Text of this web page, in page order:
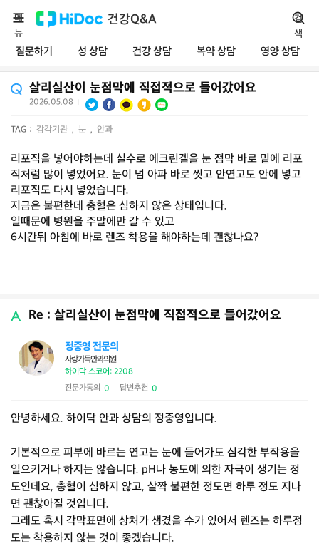
건강Q&A
질문하기 성 상담 건강 상담 복약 상담 영양 상담
메
뉴
검
색
살리실산이 눈점막에 직접적으로 들어갔어요
2026.05.08
TAG : 감각기관 , 눈 , 안과
리포직을 넣어야하는데 실수로 에크린겔을 눈 점막 바로 밑에 리포
직처럼 많이 넣었어요. 눈이 넘 아파 바로 씻고 안연고도 안에 넣고
리포직도 다시 넣었습니다.
지금은 불편한데 충혈은 심하지 않은 상태입니다.
일때문에 병원을 주말에만 갈 수 있고
6시간뒤 아침에 바로 렌즈 착용을 해야하는데 괜찮나요?
Re : 살리실산이 눈점막에 직접적으로 들어갔어요
정중영 전문의
사랑가득안과의원
하이닥 스코어: 2208
전문가동의 0 답변추천 0
안녕하세요. 하이닥 안과 상담의 정중영입니다.
기본적으로 피부에 바르는 연고는 눈에 들어가도 심각한 부작용을
일으키거나 하지는 않습니다. pH나 농도에 의한 자극이 생기는 정
도인데요, 충혈이 심하지 않고, 살짝 불편한 정도면 하루 정도 지나
면 괜찮아질 것입니다.
그래도 혹시 각막표면에 상처가 생겼을 수가 있어서 렌즈는 하루정
도는 착용하지 않는 것이 좋겠습니다.